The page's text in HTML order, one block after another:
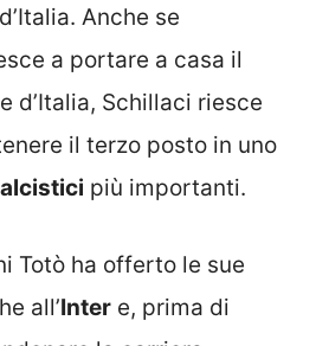
Anche se
a portare a casa il
d’Italia, Schillaci riesce
il terzo posto in uno
più importanti.
Totò ha offerto le sue
all’Inter e, prima di